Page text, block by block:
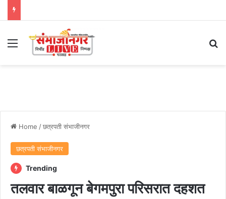
Menu
Home /छत्रपती संभाजीनगर
छत्रपती संभाजीनगर
Trending
तलवार बाळगून बेगमपुरा परिसरात दहशत